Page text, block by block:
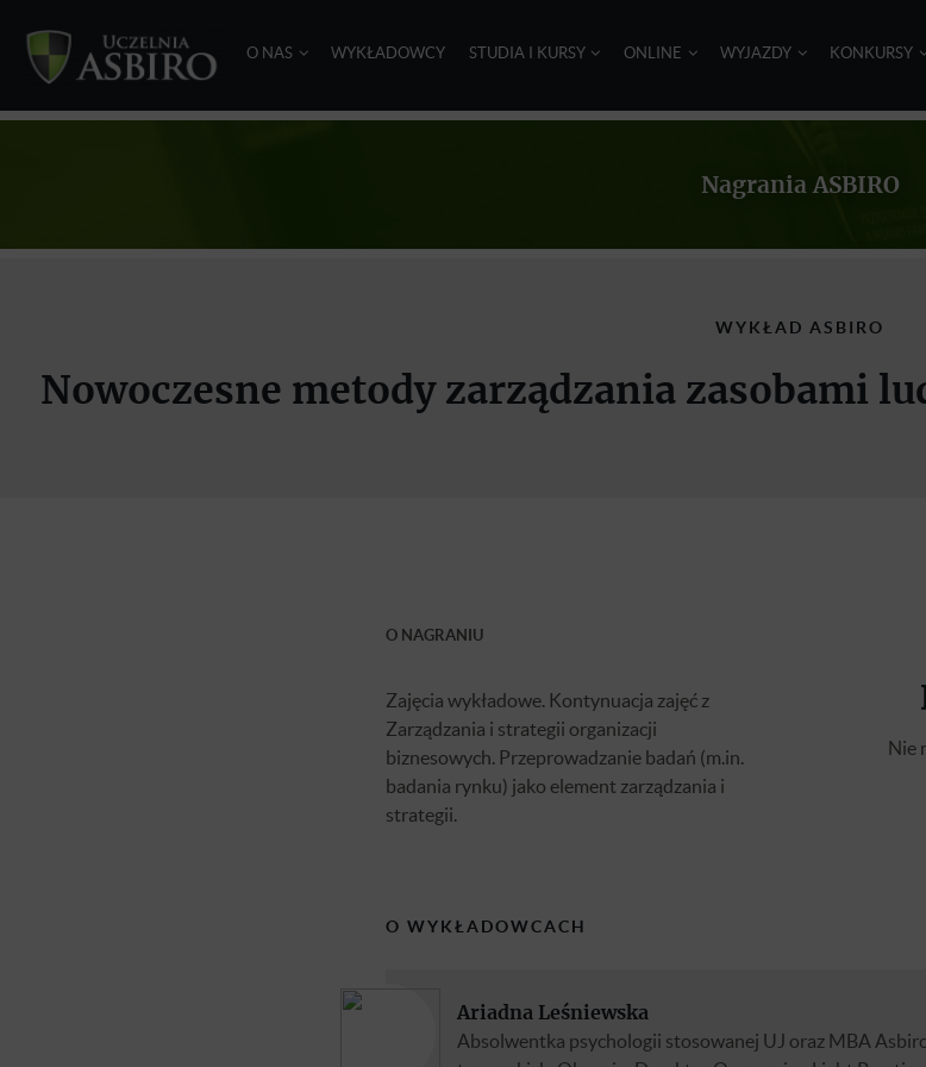
O NAS WYKŁADOWCY STUDIA I KURSY ONLINE WYJAZDY KONKURSY
Nagrania ASBIRO
WYKŁAD ASBIRO
Nowoczesne metody zarządzania zasobami
O NAGRANIU
Zajęcia wykładowe. Kontynuacja zajęć z
Zarządzania i strategii organizacji
biznesowych. Przeprowadzanie badań (m.in.
badania rynku) jako element zarządzania i
strategii.
Nie
O WYKŁADOWCACH
Ariadna Leśniewska
Absolwentka psychologii stosowanej UJ oraz MBA